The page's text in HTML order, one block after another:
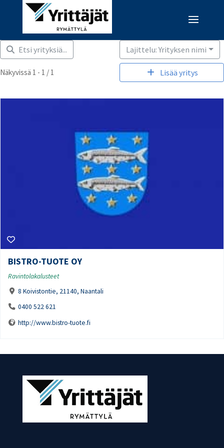
Etsi yrityksiä...
Näkyvissä 1 - 1 / 1
Lajittelu: Yrityksen nimi
Lisää yritys
BISTRO-TUOTE OY
Ravintolakalusteet
8 Koivistontie, 21140, Naantali
0400 522 621
http://www.bistro-tuote.fi